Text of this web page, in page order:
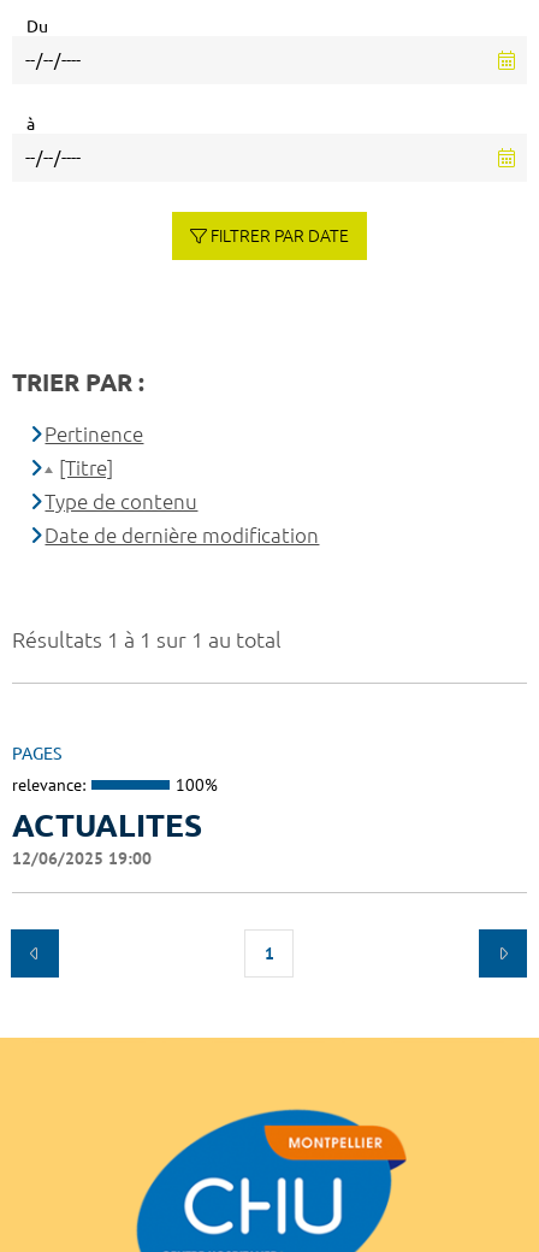
Résultats 1 à 1 sur 1 au total
PAGES
relevance: 100%
ACTUALITES
12/06/2025 19:00
1
Du
à
FILTRER PAR DATE
TRIER PAR :
Pertinence
[Titre]
Type de contenu
Date de dernière modification